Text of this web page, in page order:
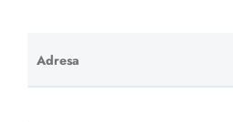
Adresa
Ponechte
toto pole